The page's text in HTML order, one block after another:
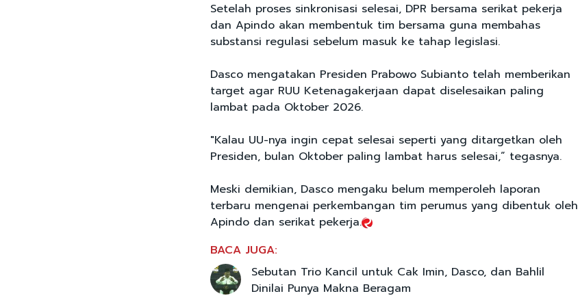
Setelah proses sinkronisasi selesai, DPR bersama serikat pekerja
dan Apindo akan membentuk tim bersama guna membahas
substansi regulasi sebelum masuk ke tahap legislasi.
Dasco mengatakan Presiden Prabowo Subianto telah memberikan
target agar RUU Ketenagakerjaan dapat diselesaikan paling
lambat pada Oktober 2026.
"Kalau UU-nya ingin cepat selesai seperti yang ditargetkan oleh
Presiden, bulan Oktober paling lambat harus selesai,” tegasnya.
Meski demikian, Dasco mengaku belum memperoleh laporan
terbaru mengenai perkembangan tim perumus yang dibentuk oleh
Apindo dan serikat pekerja.
BACA JUGA:
Sebutan Trio Kancil untuk Cak Imin, Dasco, dan Bahlil
Dinilai Punya Makna Beragam